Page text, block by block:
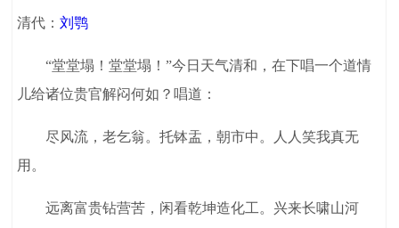
清代：刘鹗
“堂堂塌！堂堂塌！”今日天气清和，在下唱一个道情
儿给诸位贵官解闷何如？唱道：
尽风流，老乞翁。托钵盂，朝市中。人人笑我真无
用。
远离富贵钻营苦，闲看乾坤造化工。兴来长啸山河